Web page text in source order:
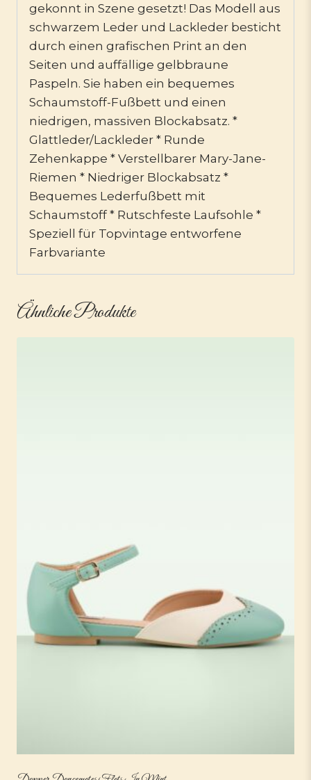
gekonnt in Szene gesetzt! Das Modell aus
schwarzem Leder und Lackleder besticht
durch einen grafischen Print an den
Seiten und auffällige gelbbraune
Paspeln. Sie haben ein bequemes
Schaumstoff-Fußbett und einen
niedrigen, massiven Blockabsatz. *
Glattleder/Lackleder * Runde
Zehenkappe * Verstellbarer Mary-Jane-
Riemen * Niedriger Blockabsatz *
Bequemes Lederfußbett mit
Schaumstoff * Rutschfeste Laufsohle *
Speziell für Topvintage entworfene
Farbvariante
Ähnliche Produkte